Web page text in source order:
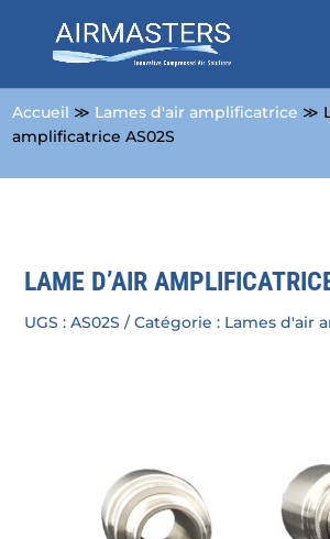
Accueil ≫ Lames d'air amplificatrice ≫
amplificatrice AS02S
LAME D’AIR
UGS :AS02S Catégorie : Lames d'air